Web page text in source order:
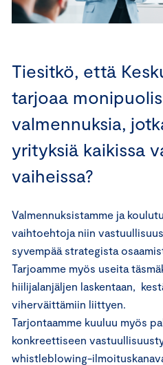
Tiesitkö, että
tarjoaa
valmennuksia,
yrityksiä kaikissa
vaiheissa?
Valmennuksistamme ja
vaihtoehtoja niin
syvempää strategista
Tarjoamme myös useita
hiilijalanjäljen laskentaan,
viherväittämiin liittyen.
Tarjontaamme kuuluu myös
konkreettiseen
whistleblowing-